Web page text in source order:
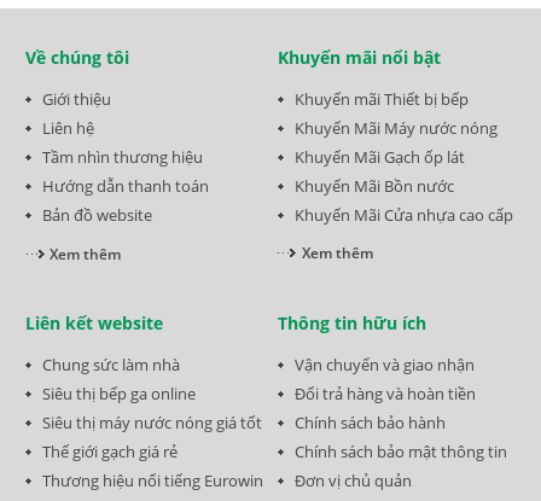
Về chúng tôi
Giới thiệu
Liên hệ
Tầm nhìn thương hiệu
Hướng dẫn thanh toán
Bản đồ website
Xem thêm
Khuyến mãi nổi bật
Khuyến mãi Thiết bị bếp
Khuyến Mãi Máy nước nóng
Khuyến Mãi Gạch ốp lát
Khuyến Mãi Bồn nước
Khuyến Mãi Cửa nhựa cao cấp
Xem thêm
Liên kết website
Chung sức làm nhà
Siêu thị bếp ga online
Siêu thị máy nước nóng giá tốt
Thế giới gạch giá rẻ
Thương hiệu nổi tiếng Eurowin
Thông tin hữu ích
Vận chuyển và giao nhận
Đổi trả hàng và hoàn tiền
Chính sách bảo hành
Chính sách bảo mật thông tin
Đơn vị chủ quản